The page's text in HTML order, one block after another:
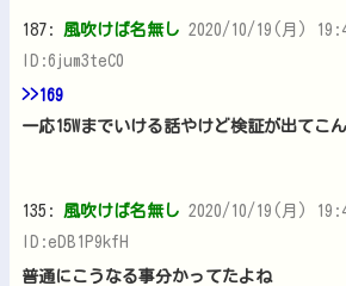
187: 風吹けば名無し 2020/10/19(月)
ID:6jum3teC0
>>169
一応15Wまでいける話やけど検証が出てこ
135: 風吹けば名無し 2020/10/19(月)
ID:eDB1P9kfH
普通にこうなる事分かってたよね